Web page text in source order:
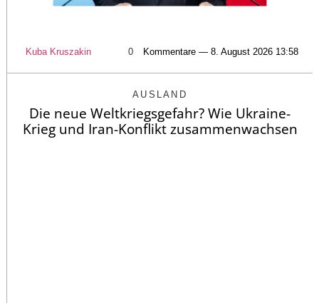
Kuba Kruszakin 0 Kommentare — 8. August 2026 13:58
AUSLAND
Die neue Weltkriegsgefahr? Wie Ukraine-
Krieg und Iran-Konflikt zusammenwachsen